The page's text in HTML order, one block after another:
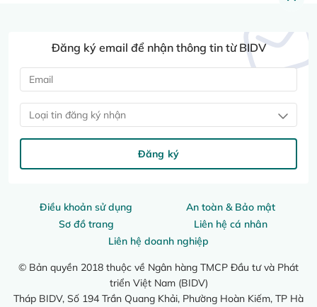
Điều khoản sử dụng
An toàn & Bảo mật
Sơ đồ trang
Liên hệ cá nhân
Liên hệ doanh nghiệp
© Bản quyền 2018 thuộc về Ngân hàng TMCP Đầu tư và Phát
triển Việt Nam (BIDV)
Tháp BIDV, Số 194 Trần Quang Khải, Phường Hoàn Kiếm, TP Hà
Đăng ký email để nhận thông tin từ BIDV
Loại tin đăng ký nhận
Đăng ký